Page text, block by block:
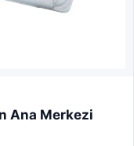
Ana Merkezi